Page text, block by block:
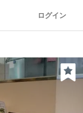
ログイン